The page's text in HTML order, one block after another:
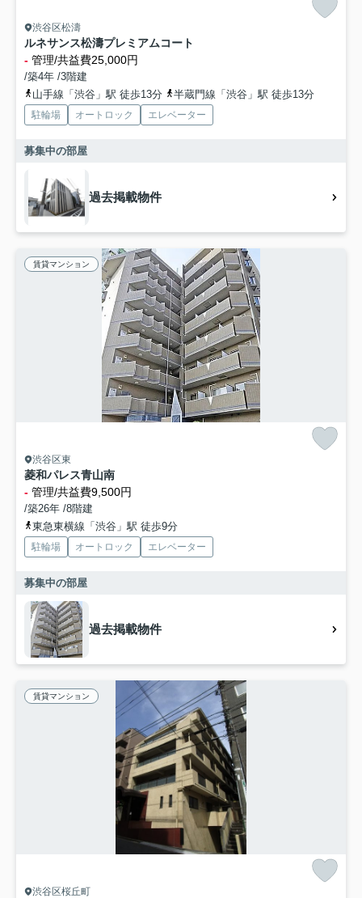
渋谷区松濤
ルネサンス松濤プレミアムコート
- 管理/共益費25,000円
/築4年 /3階建
山手線「渋谷」駅 徒歩13分
半蔵門線「渋谷」駅 徒歩13分
駐輪場 オートロック エレベーター
募集中の部屋
過去掲載物件
賃貸マンション
渋谷区東
菱和パレス青山南
- 管理/共益費9,500円
/築26年 /8階建
東急東横線「渋谷」駅 徒歩9分
駐輪場 オートロック エレベーター
募集中の部屋
過去掲載物件
賃貸マンション
渋谷区桜丘町